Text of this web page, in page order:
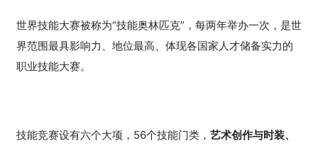
世界技能大赛被称为“技能奥林匹克”，每两年举办一次，是世
界范围最具影响力、地位最高、体现各国家人才储备实力的
职业技能大赛。
技能竞赛设有六个大项，56个技能门类， 艺术创作与时装、